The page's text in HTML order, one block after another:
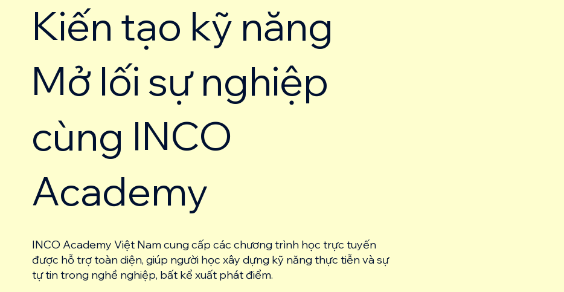
Kiến tạo kỹ năng
Mở lối sự nghiệp
cùng INCO
Academy
INCO Academy Việt Nam cung cấp các chương trình học trực tuyến
được hỗ trợ toàn diện, giúp người học xây dựng kỹ năng thực tiễn và sự
tự tin trong nghề nghiệp, bất kể xuất phát điểm.